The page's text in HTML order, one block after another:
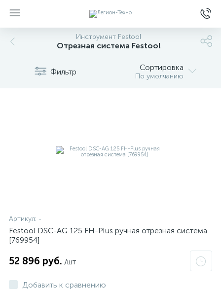
Инструмент Festool
Отрезная система Festool
Фильтр Сортировка
По умолчанию
Артикул: -
Festool DSC-AG 125 FH-Plus ручная отрезная система
[769954]
52 896 руб. /шт
Добавить к сравнению